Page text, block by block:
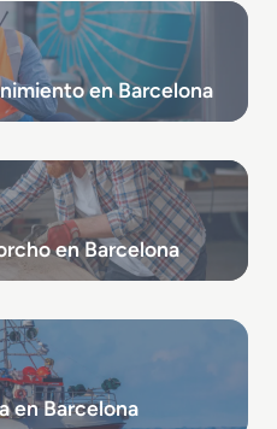
en Barcelona
en Barcelona
en Barcelona